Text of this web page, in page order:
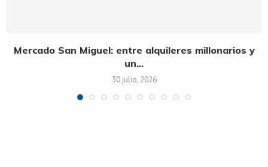
Mercado San Miguel: entre alquileres millonarios y
un...
30 julio, 2026